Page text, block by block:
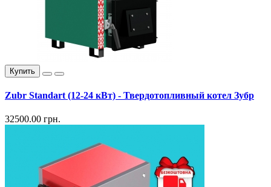
Купить
Zubr Standart (12-24 кВт) - Твердотопливный котел Зубр
32500.00 грн.